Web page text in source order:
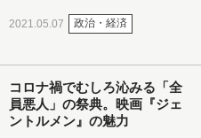
2021.05.07 政治・経済
コロナ禍でむしろ沁みる「全
員悪人」の祭典。映画『ジェ
ントルメン』の魅力